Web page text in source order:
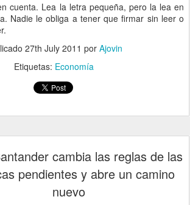
cuenta. Lea la letra pequeña, pero la lea en
Nadie le obliga a tener que firmar sin leer o
27th July 2011 por Ajovin
Etiquetas: Economía
cambia las reglas de las
pendientes y abre un camino
nuevo